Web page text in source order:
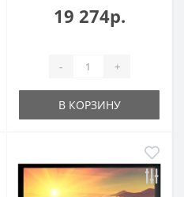
19 274р.
- +
В КОРЗИНУ